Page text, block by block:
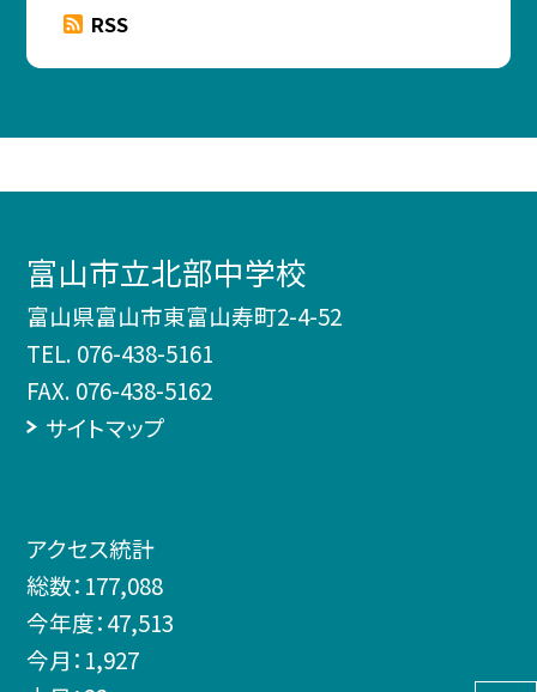
RSS
富山市立北部中学校
富山県富山市東富山寿町2-4-52
TEL. 076-438-5161
FAX. 076-438-5162
サイトマップ
アクセス統計
総数： 177,088
今年度：47,513
今月： 1,927